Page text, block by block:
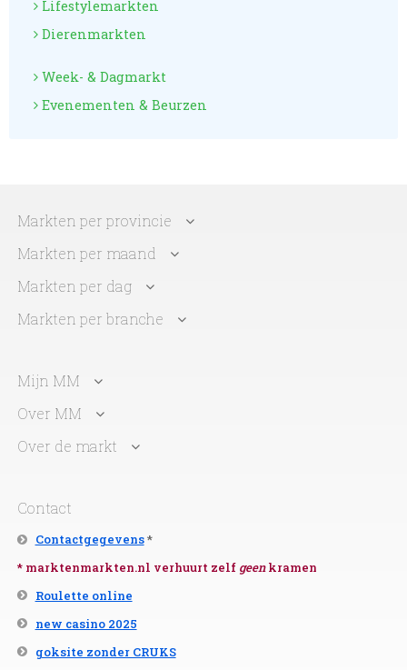
Lifestylemarkten
Dierenmarkten
Week- & Dagmarkt
Evenementen & Beurzen
Markten per provincie
Markten per maand
Markten per dag
Markten per branche
Mijn MM
Over MM
Over de markt
Contact
Contactgegevens*
* marktenmarkten.nl verhuurt zelf geenkramen
Roulette online
new casino 2025
goksite zonder CRUKS